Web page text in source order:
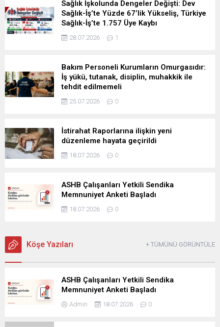
Sağlık İşkolunda Dengeler Değişti: Dev
Sağlık-İş’te Yüzde 67’lik Yükseliş, Türkiye
Sağlık-İş’te 1.757 Üye Kaybı
28.07.2026 1
Bakım Personeli Kurumların Omurgasıdır:
İş yükü, tutanak, disiplin, muhakkik ile
tehdit edilmemeli
25.07.2026 0
İstirahat Raporlarına ilişkin yeni
düzenleme hayata geçirildi
18.07.2026 0
ASHB Çalışanları Yetkili Sendika
Memnuniyet Anketi Başladı
18.07.2026 0
Köşe Yazıları + TÜMÜNÜ GÖRÜNTÜLE
ASHB Çalışanları Yetkili Sendika
Memnuniyet Anketi Başladı
Admin 18.07.2026 0